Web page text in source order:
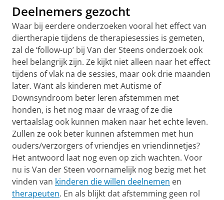
Deelnemers gezocht
Waar bij eerdere onderzoeken vooral het effect van
diertherapie tijdens de therapiesessies is gemeten,
zal de ‘follow-up’ bij Van der Steens onderzoek ook
heel belangrijk zijn. Ze kijkt niet alleen naar het effect
tijdens of vlak na de sessies, maar ook drie maanden
later. Want als kinderen met Autisme of
Downsyndroom beter leren afstemmen met
honden, is het nog maar de vraag of ze die
vertaalslag ook kunnen maken naar het echte leven.
Zullen ze ook beter kunnen afstemmen met hun
ouders/verzorgers of vriendjes en vriendinnetjes?
Het antwoord laat nog even op zich wachten. Voor
nu is Van der Steen voornamelijk nog bezig met het
vinden van kinderen die willen deelnemen en
therapeuten. En als blijkt dat afstemming geen rol